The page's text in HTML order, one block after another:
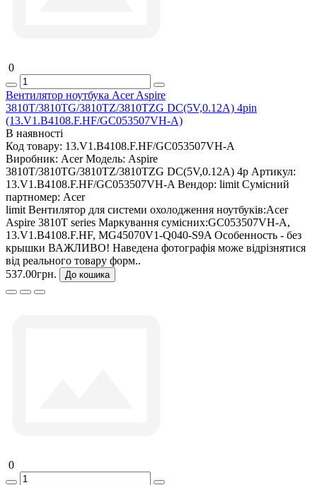
0
Вентилятор ноутбука Acer Aspire
3810T/3810TG/3810TZ/3810TZG DC(5V,0.12A) 4pin
(13.V1.B4108.F.HF/GC053507VH-A)
В наявності
Код товару: 13.V1.B4108.F.HF/GC053507VH-A
Виробник: Acer Модель: Aspire
3810T/3810TG/3810TZ/3810TZG DC(5V,0.12A) 4p Артикул:
13.V1.B4108.F.HF/GC053507VH-A Вендор: limit Сумісний
партномер: Acer
limit Вентилятор для системи охолодження ноутбуків:Acer
Aspire 3810T series Маркування сумісних:GC053507VH-A,
13.V1.B4108.F.HF, MG45070V1-Q040-S9A Особенность - без
крышки ВАЖЛИВО! Наведена фотографія може відрізнятися
від реального товару форм..
537.00грн.
До кошика
0